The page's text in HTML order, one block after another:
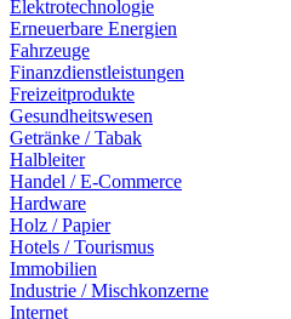
Elektrotechnologie
Erneuerbare Energien
Fahrzeuge
Finanzdienstleistungen
Freizeitprodukte
Gesundheitswesen
Getränke / Tabak
Halbleiter
Handel / E-Commerce
Hardware
Holz / Papier
Hotels / Tourismus
Immobilien
Industrie / Mischkonzerne
Internet